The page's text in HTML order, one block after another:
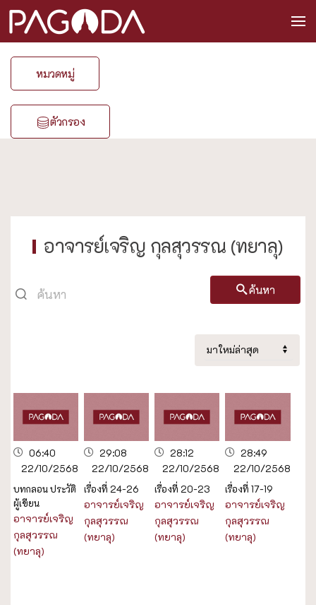
หมวดหมู่
ตัวกรอง
อาจารย์เจริญ กุลสุวรรณ (ทยาลุ)
ค้นหา
06:40
22/10/2568
บทกลอน ประวัติ
ผู้เขียน
อาจารย์เจริญ
กุลสุวรรณ
(ทยาลุ)
29:08
22/10/2568
เรื่องที่ 24-26
อาจารย์เจริญ
กุลสุวรรณ
(ทยาลุ)
28:12
22/10/2568
เรื่องที่ 20-23
อาจารย์เจริญ
กุลสุวรรณ
(ทยาลุ)
28:49
22/10/2568
เรื่องที่ 17-19
อาจารย์เจริญ
กุลสุวรรณ
(ทยาลุ)